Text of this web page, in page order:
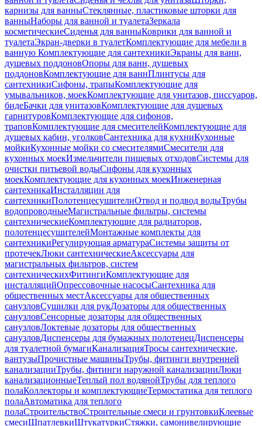
карнизы для ванныСтеклянные, пластиковые шторки для
ванныНаборы для ванной и туалетаЗеркала
косметическиеСиденья для ванныКоврики для ванной и
туалетаЭкран-дверки в туалетКомплектующие для мебели в
ванную Комплектующие для сантехникиЭкраны для ванн,
душевых поддоновОпоры для ванн, душевых
поддоновКомплектующие для ваннПлинтусы для
сантехникиСифоны, трапыКомплектующие для
умывальников, моекКомплектующие для унитазов, писсуаров,
бидеБачки для унитазовКомплектующие для душевых
гарнитуровКомплектующие для сифонов,
траповКомплектующие для смесителейКомплектующие для
душевых кабин, уголковСантехника для кухниКухонные
мойкиКухонные мойки со смесителямиСмесители для
кухонных моекИзмельчители пищевых отходовСистемы для
очистки питьевой водыСифоны для кухонных
моекКомплектующие для кухонных моекИнженерная
сантехникаИнсталляции для
сантехникиПолотенцесушителиОтвод и подвод водыТрубы
водопроводныеМагистральные фильтры, системы
сантехническиеКомплектующие для радиаторов,
полотенцесушителейМонтажные комплекты для
сантехникиРегулирующая арматураСистемы защиты от
протечекЛюки сантехническиеАксессуары для
магистральных фильтров, систем
сантехническихФитингиКомплектующие для
инсталляцийОпрессовочные насосыСантехника для
общественных местАксессуары для общественных
санузловСушилки для рукДозаторы для общественных
санузловСенсорные дозаторы для общественных
санузловЛоктевые дозаторы для общественных
санузловДиспенсеры для бумажных полотенецДиспенсеры
для туалетной бумагиКанализацияТросы сантехнические,
вантузыПрочистные машиныТрубы, фитинги внутренней
канализацииТрубы, фитинги наружной канализацииЛюки
канализационныеТеплый пол водянойТрубы для теплого
полаКоллекторы и комплектующиеТермостатика для теплого
полаАвтоматика для теплого
полаСтроительствоСтроительные смеси и грунтовкиКлеевые
смесиШпатлевкиШтукатуркиСтяжки, самонивелирующие